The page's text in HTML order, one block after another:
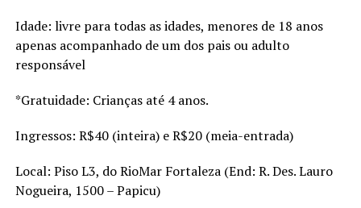
Idade: livre para todas as idades, menores de 18 anos
apenas acompanhado de um dos pais ou adulto
responsável
*Gratuidade: Crianças até 4 anos.
Ingressos: R$40 (inteira) e R$20 (meia-entrada)
Local: Piso L3, do RioMar Fortaleza (End: R. Des. Lauro
Nogueira, 1500 – Papicu)